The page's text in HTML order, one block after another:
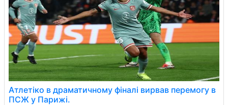
Атлетіко в драматичному фіналі вирвав перемогу в
ПСЖ у Парижі.